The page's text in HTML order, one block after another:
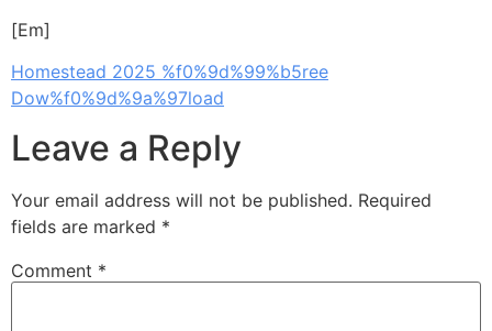
[Em]
Homestead 2025 %f0%9d%99%b5ree
Dow%f0%9d%9a%97load
Leave a Reply
Your email address will not be published. Required
fields are marked *
Comment *